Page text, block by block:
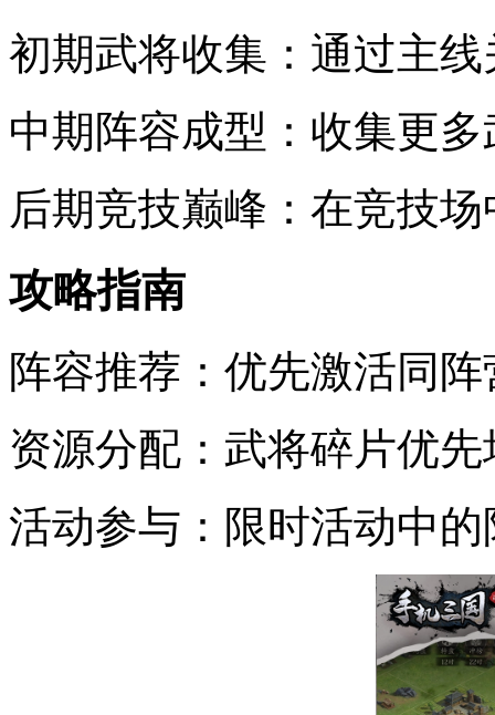
初期武将收集：通过主
中期阵容成型：收集更
后期竞技巅峰：在竞技
攻略指南
阵容推荐：优先激活同
资源分配：武将碎片优
活动参与：限时活动中